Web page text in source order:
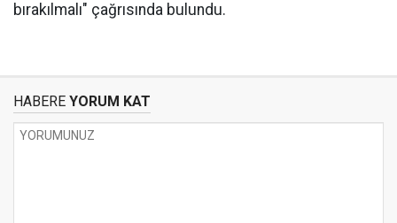
bırakılmalı" çağrısında bulundu.
HABERE YORUM KAT